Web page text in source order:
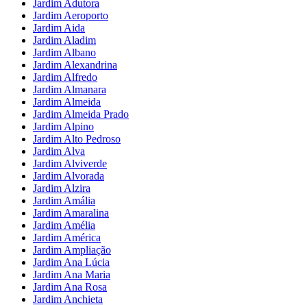
Jardim Adutora
Jardim Aeroporto
Jardim Aida
Jardim Aladim
Jardim Albano
Jardim Alexandrina
Jardim Alfredo
Jardim Almanara
Jardim Almeida
Jardim Almeida Prado
Jardim Alpino
Jardim Alto Pedroso
Jardim Alva
Jardim Alviverde
Jardim Alvorada
Jardim Alzira
Jardim Amália
Jardim Amaralina
Jardim Amélia
Jardim América
Jardim Ampliação
Jardim Ana Lúcia
Jardim Ana Maria
Jardim Ana Rosa
Jardim Anchieta